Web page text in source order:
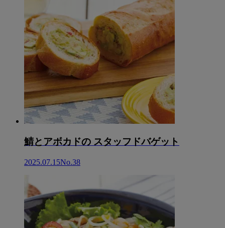
鯖とアボカドの スタッフドバゲット
2025.07.15No.38